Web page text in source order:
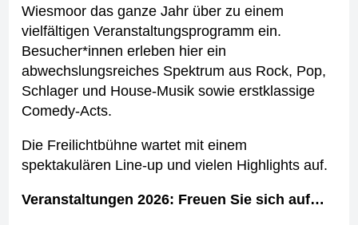
Wiesmoor das ganze Jahr über zu einem
vielfältigen Veranstaltungsprogramm ein.
Besucher*innen erleben hier ein
abwechslungsreiches Spektrum aus Rock, Pop,
Schlager und House-Musik sowie erstklassige
Comedy-Acts.
Die Freilichtbühne wartet mit einem
spektakulären Line-up und vielen Highlights auf.
Veranstaltungen 2026: Freuen Sie sich auf…